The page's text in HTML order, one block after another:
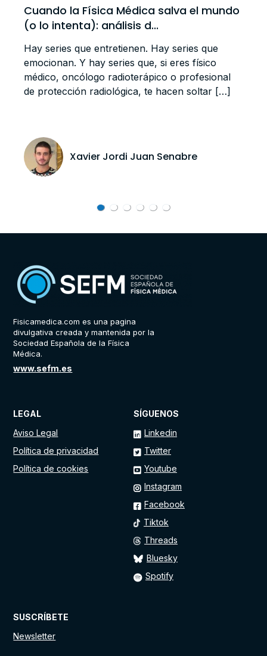
Cuando la Física Médica salva el mundo
(o lo intenta): análisis d...
Hay series que entretienen. Hay series que
emocionan. Y hay series que, si eres físico
médico, oncólogo radioterápico o profesional
de protección radiológica, te hacen soltar […]
Xavier Jordi Juan Senabre
Fisicamedica.com es una pagina
divulgativa creada y mantenida por la
Sociedad Española de la Física
Médica.
www.sefm.es
SUSCRÍBETE
Newsletter
SÍGUENOS
Linkedin
Twitter
Youtube
Instagram
Facebook
Tiktok
Threads
Bluesky
Spotify
LEGAL
Aviso Legal
Política de privacidad
Política de cookies